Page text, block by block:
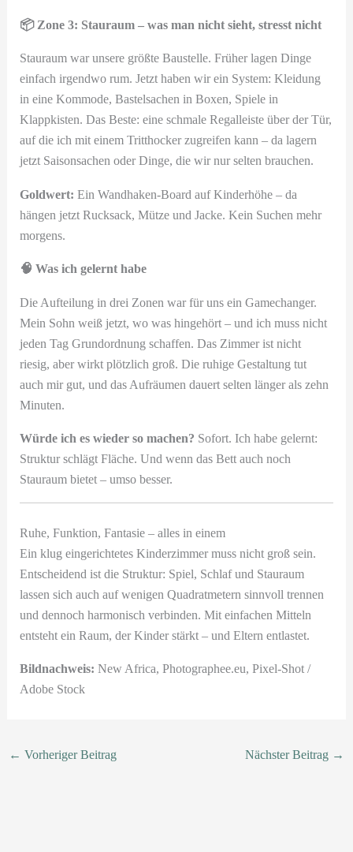
📦 Zone 3: Stauraum – was man nicht sieht, stresst nicht
Stauraum war unsere größte Baustelle. Früher lagen Dinge
einfach irgendwo rum. Jetzt haben wir ein System: Kleidung
in eine Kommode, Bastelsachen in Boxen, Spiele in
Klappkisten. Das Beste: eine schmale Regalleiste über der Tür,
auf die ich mit einem Tritthocker zugreifen kann – da lagern
jetzt Saisonsachen oder Dinge, die wir nur selten brauchen.
Goldwert: Ein Wandhaken-Board auf Kinderhöhe – da
hängen jetzt Rucksack, Mütze und Jacke. Kein Suchen mehr
morgens.
🧠 Was ich gelernt habe
Die Aufteilung in drei Zonen war für uns ein Gamechanger.
Mein Sohn weiß jetzt, wo was hingehört – und ich muss nicht
jeden Tag Grundordnung schaffen. Das Zimmer ist nicht
riesig, aber wirkt plötzlich groß. Die ruhige Gestaltung tut
auch mir gut, und das Aufräumen dauert selten länger als zehn
Minuten.
Würde ich es wieder so machen? Sofort. Ich habe gelernt:
Struktur schlägt Fläche. Und wenn das Bett auch noch
Stauraum bietet – umso besser.
Ruhe, Funktion, Fantasie – alles in einem
Ein klug eingerichtetes Kinderzimmer muss nicht groß sein.
Entscheidend ist die Struktur: Spiel, Schlaf und Stauraum
lassen sich auch auf wenigen Quadratmetern sinnvoll trennen
und dennoch harmonisch verbinden. Mit einfachen Mitteln
entsteht ein Raum, der Kinder stärkt – und Eltern entlastet.
Bildnachweis: New Africa, Photographee.eu, Pixel-Shot /
Adobe Stock
← Vorheriger Beitrag Nächster Beitrag →